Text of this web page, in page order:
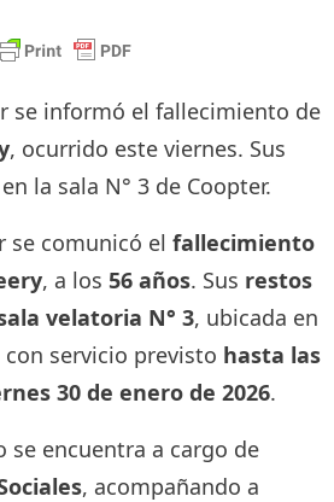
se informó el fallecimiento de
, ocurrido este viernes. Sus
la sala N° 3 de Coopter.
se comunicó el fallecimiento
, a los 56 años. Sus restos
velatoria N° 3, ubicada en
con servicio previsto hasta las
30 de enero de 2026.
se encuentra a cargo de
, acompañando a